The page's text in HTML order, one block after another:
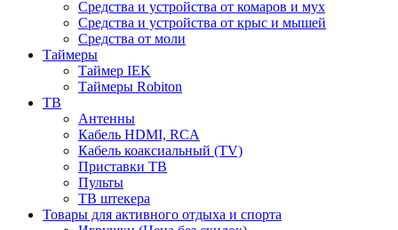
Средства и устройства от комаров и мух
Средства и устройства от крыс и мышей
Средства от моли
Таймеры
Таймер IEK
Таймеры Robiton
ТВ
Антенны
Кабель HDMI, RCA
Кабель коаксиальный (TV)
Приставки ТВ
Пульты
ТВ штекера
Товары для активного отдыха и спорта